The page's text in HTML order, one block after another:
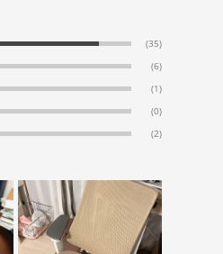
(35)
(6)
(1)
(0)
(2)